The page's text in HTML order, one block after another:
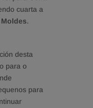
cuarta a
.
desta
para o
para